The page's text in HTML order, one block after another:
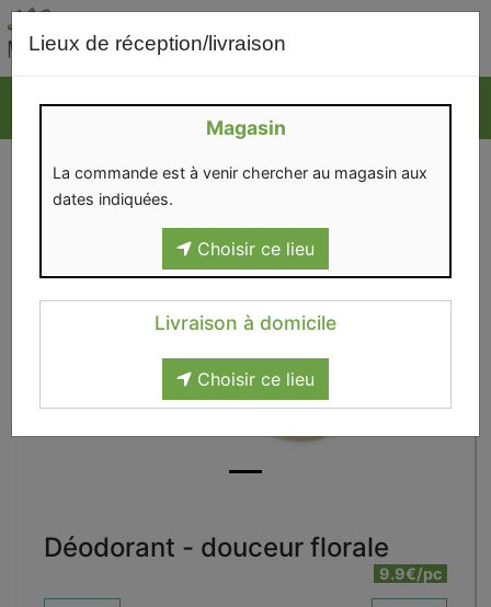
Lieux de réception/livraison
Magasin
La commande est à venir chercher au magasin aux
dates indiquées.
Choisir ce lieu
Livraison à domicile
Choisir ce lieu
Déodorant - douceur florale
9.9€/pc